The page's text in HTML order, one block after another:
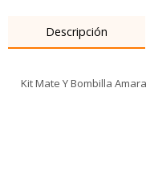
Descripción
Kit Mate Y Bombilla